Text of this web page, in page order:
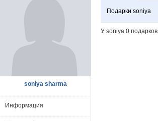
Подарки soniya
У soniya 0 подарков
soniya sharma
Информация